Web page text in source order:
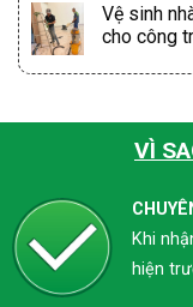
Vệ sinh
cho công
VÌ
Khi
hiện